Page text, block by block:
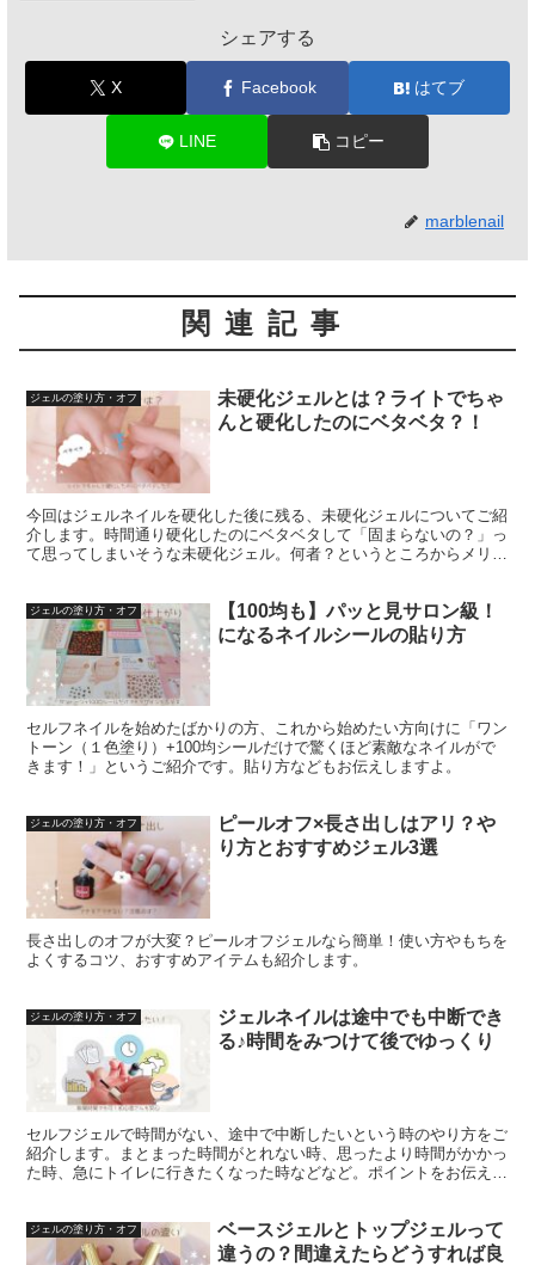
シェアする
X Facebook はてブ
LINE コピー
marblenail
関連記事
ジェルの塗り方・オフ
未硬化ジェルとは？ライトでちゃ
んと硬化したのにベタベタ？！
今回はジェルネイルを硬化した後に残る、未硬化ジェルについてご紹
介します。時間通り硬化したのにベタベタして「固まらないの？」っ
て思ってしまいそうな未硬化ジェル。何者？というところからメリッ
ジェルの塗り方・オフ
【100均も】パッと見サロン級！
になるネイルシールの貼り方
セルフネイルを始めたばかりの方、これから始めたい方向けに「ワン
トーン（１色塗り）+100均シールだけで驚くほど素敵なネイルがで
きます！」というご紹介です。貼り方などもお伝えしますよ。
ジェルの塗り方・オフ
ピールオフ×長さ出しはアリ？や
り方とおすすめジェル3選
長さ出しのオフが大変？ピールオフジェルなら簡単！使い方やもちを
よくするコツ、おすすめアイテムも紹介します。
ジェルの塗り方・オフ
ジェルネイルは途中でも中断でき
る♪時間をみつけて後でゆっくり
セルフジェルで時間がない、途中で中断したいという時のやり方をご
紹介します。まとまった時間がとれない時、思ったより時間がかかっ
た時、急にトイレに行きたくなった時などなど。ポイントをお伝えし
ジェルの塗り方・オフ
ベースジェルとトップジェルって
違うの？間違えたらどうすれば良